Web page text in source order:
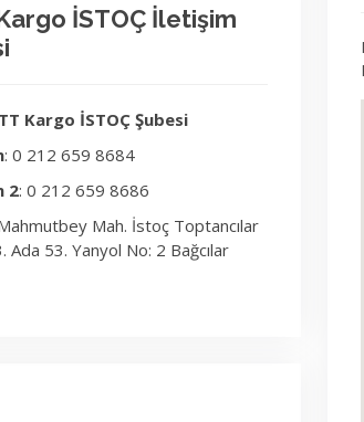
İSTOÇ İletişim
Kargo İSTOÇ Şubesi
: 0 212 659 8684
2: 0 212 659 8686
Mah. İstoç Toptancılar
Ada 53. Yanyol No: 2 Bağcılar